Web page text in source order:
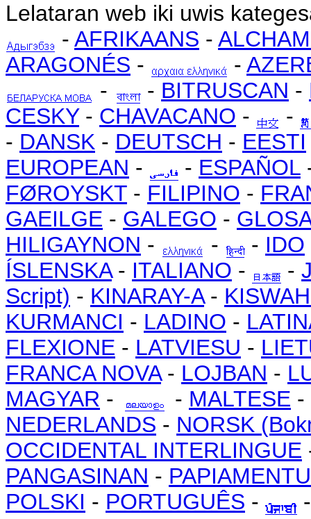
Lelataran web iki uwis
- AFRIKAANS -
ARAGONÉS - -
-
- BITRUSCAN -
CESKY- CHAVACANO -
-
- DANSK - DEUTSCH - EESTI
EUROPEAN - - ESPAÑOL
FØROYSKT - FILIPINO -
GAEILGE - GALEGO - GLOSA
HILIGAYNON - - - IDO
ÍSLENSKA- ITALIANO - -
Script) - KINARAY-A-
KURMANCI - LADINO -
FLEXIONE - LATVIESU -
FRANCA NOVA- LOJBAN -
MAGYAR - - MALTESE -
NEDERLANDS - NORSK
OCCIDENTAL INTERLINGUE
PANGASINAN - PAPIAMENTU
POLSKI - PORTUGUÊS -